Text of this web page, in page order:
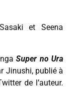
et Seena
Super no Ura
Jinushi, publié à
de l’auteur.